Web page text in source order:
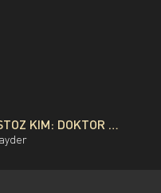
USTOZ KIM: DOKTOR ROMANTIK / NAJOT SHIFOXONASI KOREYA SERIALI BARCHA QISMLAR UZBEK TILIDA 2026 O'ZBEKCHA TARJIMA KINO FULL HD TAS-IX SKACHAT